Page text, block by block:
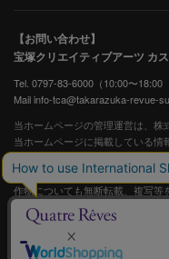
【お問い合わせ】
宝塚クリエイティブアーツ カ
Tel. 0797-83-6000（10:00〜18:00
Mail info-tca@takarazuka-revue-
当ホームページの管理運営は、株
当ホームページに掲載している
することを固く禁止します。
また、阪急電鉄並びに宝塚歌劇
作物についても無断転載、複写等
宝塚歌劇公式ホームページ
JASRAC許諾番号：